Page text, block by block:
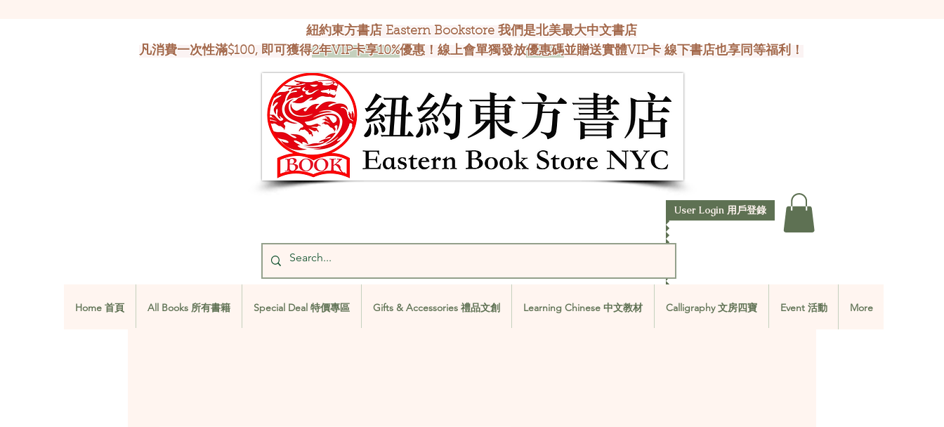
紐約東方書店 Eastern Bookstore 我們是北美最大中文書店
凡消費一次性滿$100, 即可獲得2年VIP卡享10%優惠！線上會單獨發放優惠碼並贈送實體VIP卡 線下書店也享同等福利！
User Login 用戶登錄
Home 首頁 All Books 所有書籍 Special Deal 特價專區 Gifts & Accessories 禮品文創 Learning Chinese 中文教材 Calligraphy 文房四寶 Event 活動 More
Home 首頁 All Books 所有書籍 Special Deal 特價專區 Gifts & Accessories 禮品文創 Learning Chinese 中文教材 Calligraphy 文房四寶 Event 活動 More